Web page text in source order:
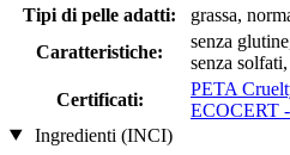
Tipi di pelle adatti:
grassa,
Caratteristiche:
senza
senza
Certificati:
PETA
ECOCERT
Ingredienti (INCI)